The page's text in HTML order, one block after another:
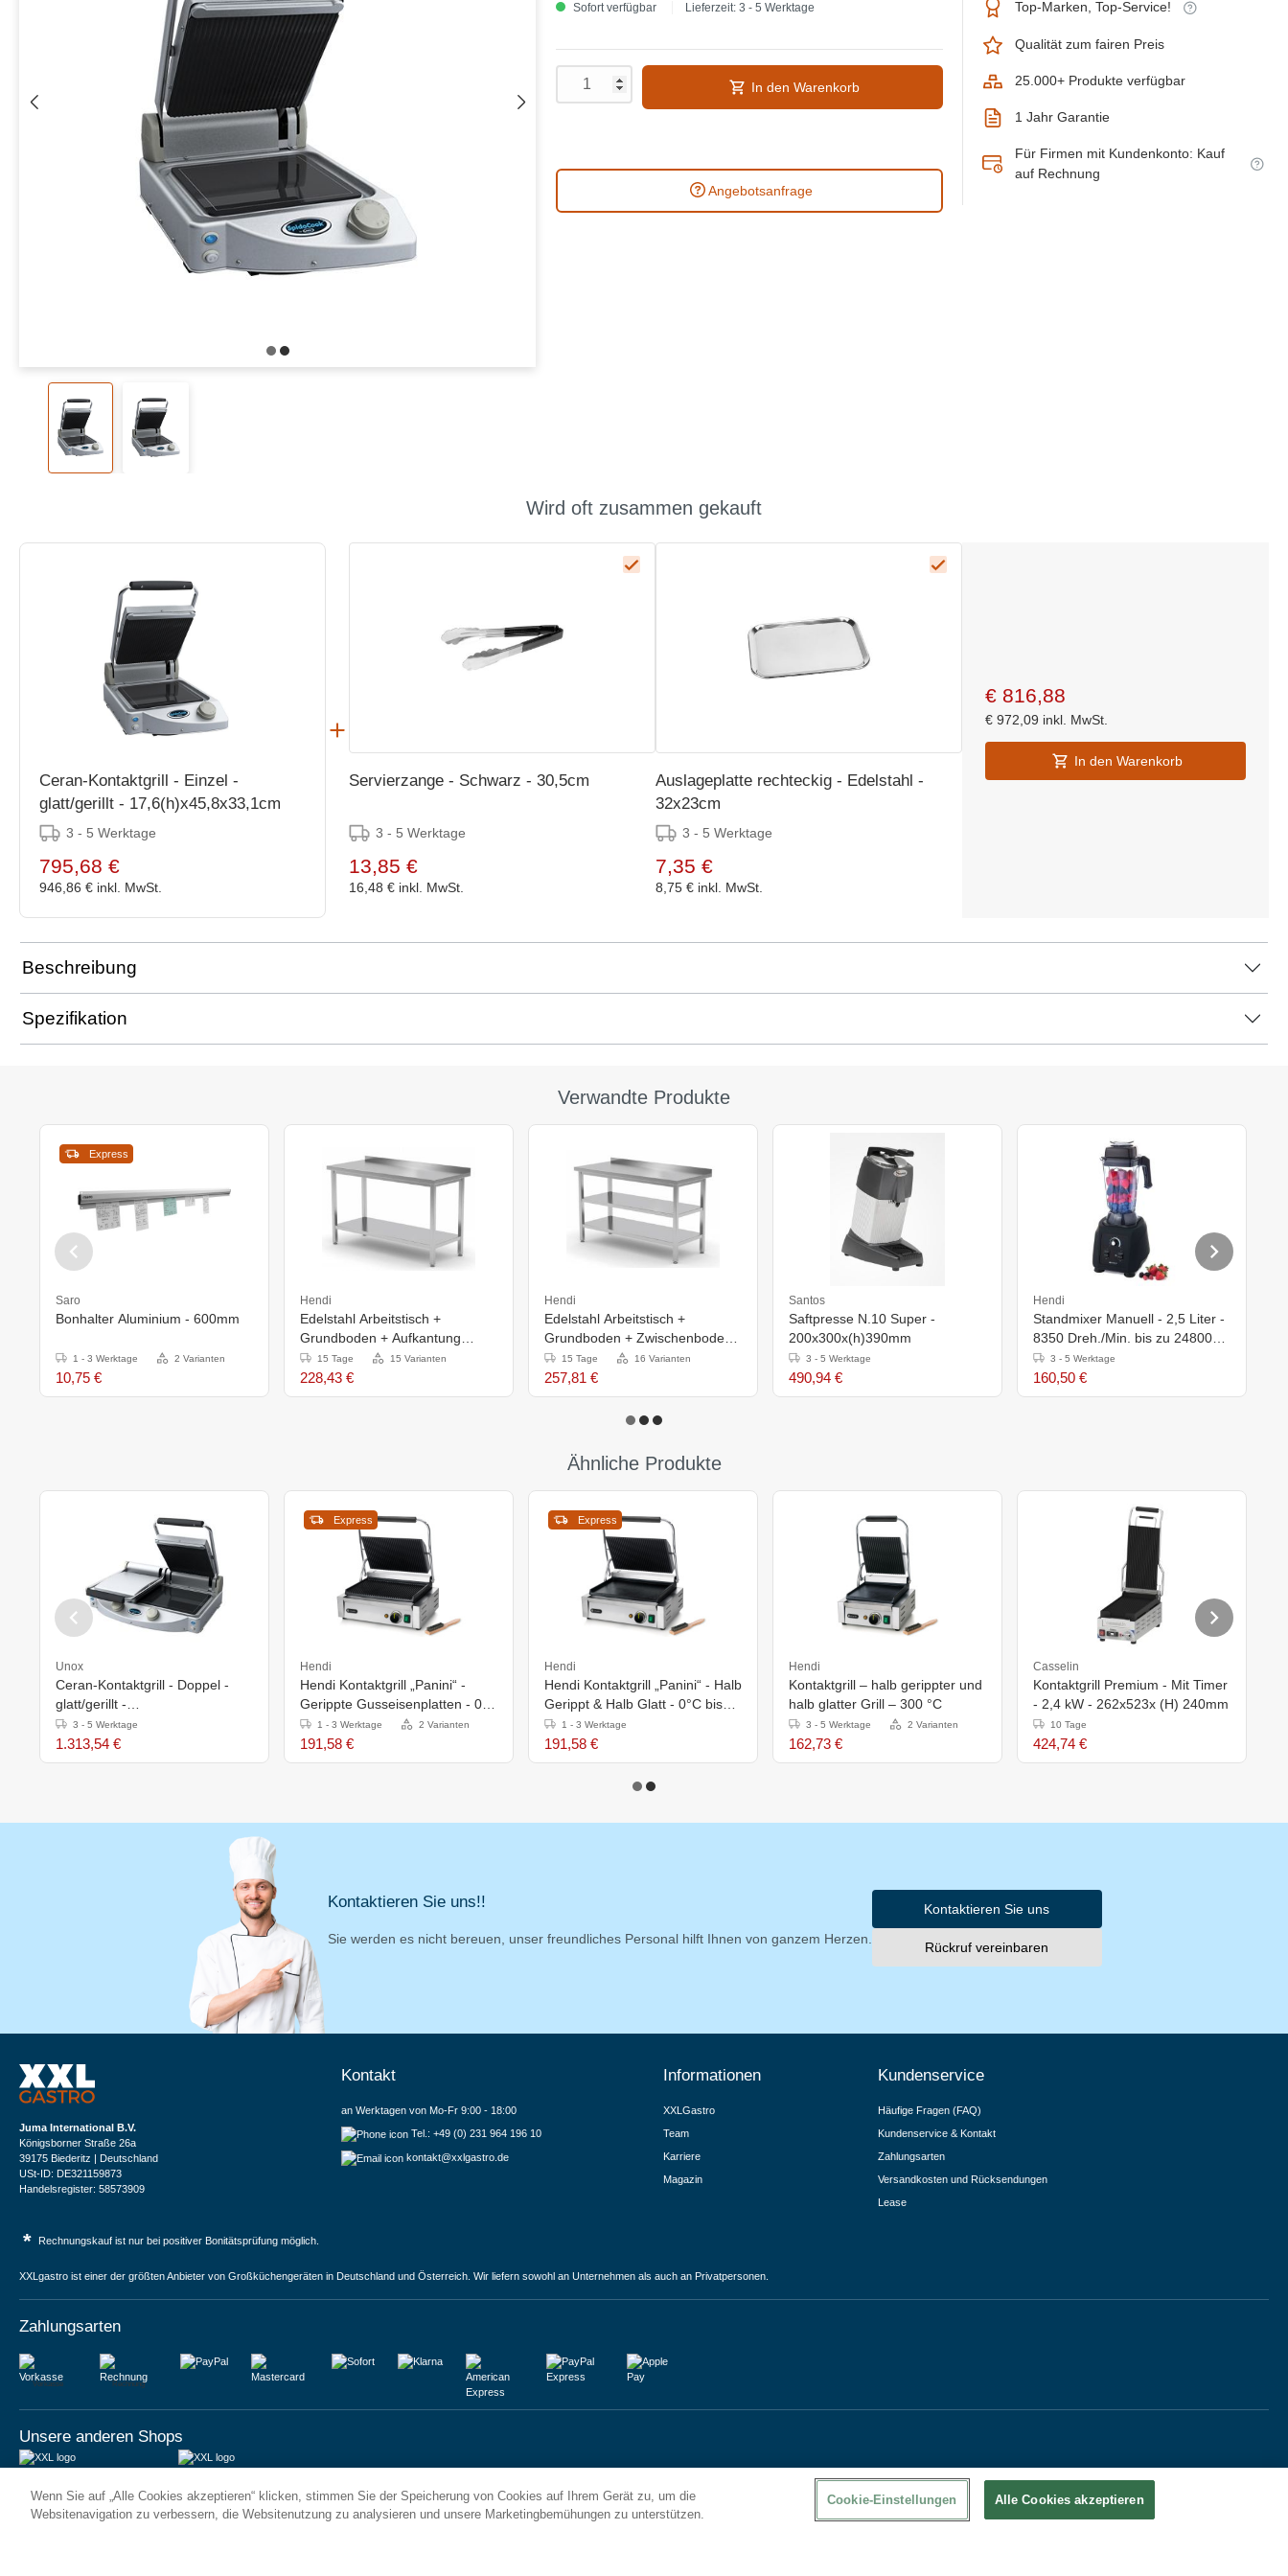
Sofort verfügbar Lieferzeit: 3 - 5 Werktage
In den Warenkorb
Angebotsanfrage
Top-Marken, Top-Service!
Qualität zum fairen Preis
25.000+ Produkte verfügbar
1 Jahr Garantie
Für Firmen mit Kundenkonto: Kauf
auf Rechnung
Wird oft zusammen gekauft
Ceran-Kontaktgrill - Einzel -
glatt/gerillt - 17,6(h)x45,8x33,1cm
3 - 5 Werktage
795,68 €
946,86 € inkl. MwSt.
Servierzange - Schwarz - 30,5cm
3 - 5 Werktage
13,85 €
16,48 € inkl. MwSt.
Auslageplatte rechteckig - Edelstahl -
32x23cm
3 - 5 Werktage
7,35 €
8,75 € inkl. MwSt.
€ 816,88
€ 972,09 inkl. MwSt.
In den Warenkorb
Beschreibung
Spezifikation
Verwandte Produkte
Express
Saro
Bonhalter Aluminium - 600mm
1 - 3 Werktage 2 Varianten
10,75 €
Hendi
Edelstahl Arbeitstisch +
Grundboden + Aufkantung
400x600x(H)885mm
15 Tage 15 Varianten
228,43 €
Hendi
Edelstahl Arbeitstisch +
Grundboden + Zwischenboden
+ Aufkantung
400x600x(H)885mm
15 Tage 16 Varianten
257,81 €
Santos
Saftpresse N.10 Super -
200x300x(h)390mm
3 - 5 Werktage
490,94 €
Hendi
Standmixer Manuell - 2,5 Liter -
8350 Dreh./Min. bis zu 24800
U/Min.3 - 5 Werktage
160,50 €
Ähnliche Produkte
Unox
Ceran-Kontaktgrill - Doppel -
glatt/gerillt -
17,6(h)x45,8x61,9cm
3 - 5 Werktage
1.313,54 €
Express
Hendi
Hendi Kontaktgrill „Panini“ -
Gerippte Gusseisenplatten - 0°C
bis 300°C
1 - 3 Werktage 2 Varianten
191,58 €
Express
Hendi
Hendi Kontaktgrill „Panini“ - Halb
Gerippt & Halb Glatt - 0°C bis
300°C1 - 3 Werktage
191,58 €
Hendi
Kontaktgrill – halb gerippter und
halb glatter Grill – 300 °C
3 - 5 Werktage 2 Varianten
162,73 €
Casselin
Kontaktgrill Premium - Mit Timer
- 2,4 kW - 262x523x (H) 240mm
10 Tage
424,74 €
Kontaktieren Sie uns!!
Sie werden es nicht bereuen, unser freundliches Personal hilft Ihnen von ganzem Herzen.
Kontaktieren Sie uns
Rückruf vereinbaren
Juma International B.V.
Königsborner Straße 26a
39175 Biederitz | Deutschland
USt-ID: DE321159873
Handelsregister: 58573909
Kontakt
an Werktagen von Mo-Fr 9:00 - 18:00
Tel.: +49 (0) 231 964 196 10
kontakt@xxlgastro.de
Informationen
XXLGastro
Team
Karriere
Magazin
Kundenservice
Häufige Fragen (FAQ)
Kundenservice & Kontakt
Zahlungsarten
Versandkosten und Rücksendungen
Lease
* Rechnungskauf ist nur bei positiver Bonitätsprüfung möglich.
XXLgastro ist einer der größten Anbieter von Großküchengeräten in Deutschland und Österreich. Wir liefern sowohl an Unternehmen als auch an Privatpersonen.
Zahlungsarten
Vorkasse Rechnung
Unsere anderen Shops
6 Rue des Bateliers
92110 Clichy | France
Vrijheidweg 34
1521RR Wormerveer | Nederland
Wenn Sie auf „Alle Cookies akzeptieren“ klicken, stimmen Sie der Speicherung von Cookies auf Ihrem Gerät zu, um die
Websitenavigation zu verbessern, die Websitenutzung zu analysieren und unsere Marketingbemühungen zu unterstützen.
Cookie-Einstellungen Alle Cookies akzeptieren